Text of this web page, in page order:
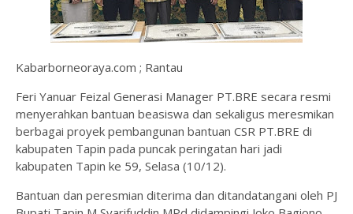
Kabarborneoraya.com ; Rantau
Feri Yanuar Feizal Generasi Manager PT.BRE secara resmi
menyerahkan bantuan beasiswa dan sekaligus meresmikan
berbagai proyek pembangunan bantuan CSR PT.BRE di
kabupaten Tapin pada puncak peringatan hari jadi
kabupaten Tapin ke 59, Selasa (10/12).
Bantuan dan peresmian diterima dan ditandatangani oleh PJ